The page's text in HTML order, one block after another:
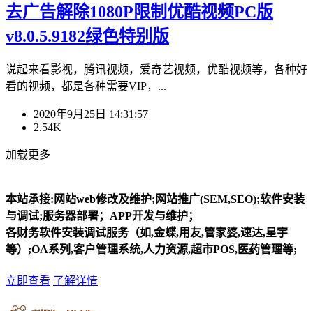
去广告解除1080P限制优酷视频PC版
v8.0.5.9182绿色特别版
说起来看影视，腾讯视频，爱奇艺视频，优酷视频等，各种好
看的视频，都是各种需要VIP，...
2020年9月25日 14:31:57
2.54K
加载更多
本站承接:网站web修改及维护;网站推广(SEM,SEO);软件安装
与调试;服务器部署；APP开发与维护；
各财务软件安装调试服务（如,金蝶,用友,管家婆,速达,星宇
等）;OA系列,客户管理系统,人力资源,超市POS,医药管理等;
立即查看 了解详情